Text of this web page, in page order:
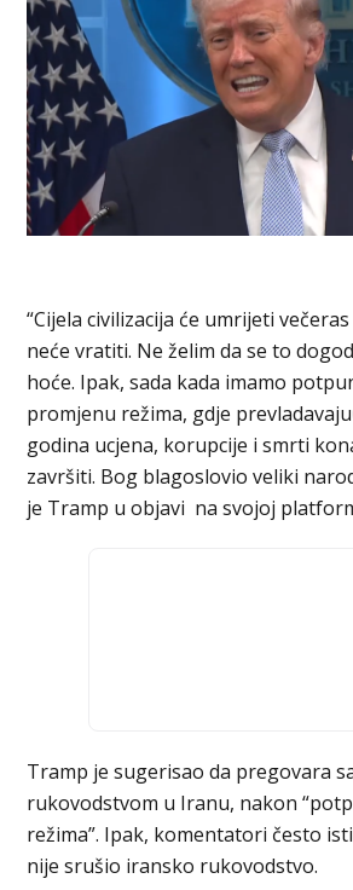
“Cijela civilizacija će umrijeti
neće vratiti. Ne želim da se to
hoće. Ipak, sada kada imamo
promjenu režima, gdje
godina ucjena, korupcije i smrti
završiti. Bog blagoslovio veliki
je Tramp u objavi na svojoj
Tramp je sugerisao da pregovara
rukovodstvom u Iranu, nakon
režima”. Ipak, komentatori često
nije srušio iransko rukovodstvo.